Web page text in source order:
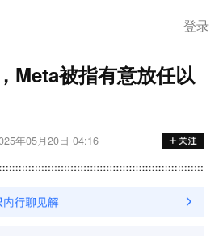
登录
Meta被指有意放任以
年05月20日 04:16